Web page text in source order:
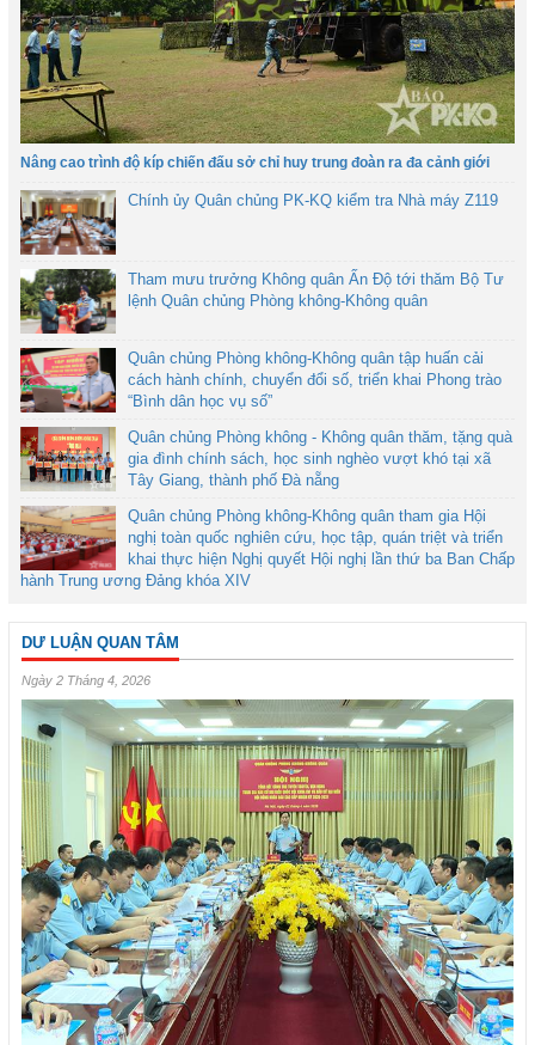
Nâng cao trình độ kíp chiến đấu sở chỉ huy trung đoàn ra đa cảnh giới
Chính ủy Quân chủng PK-KQ kiểm tra Nhà máy Z119
Tham mưu trưởng Không quân Ấn Độ tới thăm Bộ Tư
lệnh Quân chủng Phòng không-Không quân
Quân chủng Phòng không-Không quân tập huấn cải
cách hành chính, chuyển đổi số, triển khai Phong trào
“Bình dân học vụ số”
Quân chủng Phòng không - Không quân thăm, tặng quà
gia đình chính sách, học sinh nghèo vượt khó tại xã
Tây Giang, thành phố Đà nẵng
Quân chủng Phòng không-Không quân tham gia Hội
nghị toàn quốc nghiên cứu, học tập, quán triệt và triển
khai thực hiện Nghị quyết Hội nghị lần thứ ba Ban Chấp
hành Trung ương Đảng khóa XIV
DƯ LUẬN QUAN TÂM
Ngày 2 Tháng 4, 2026